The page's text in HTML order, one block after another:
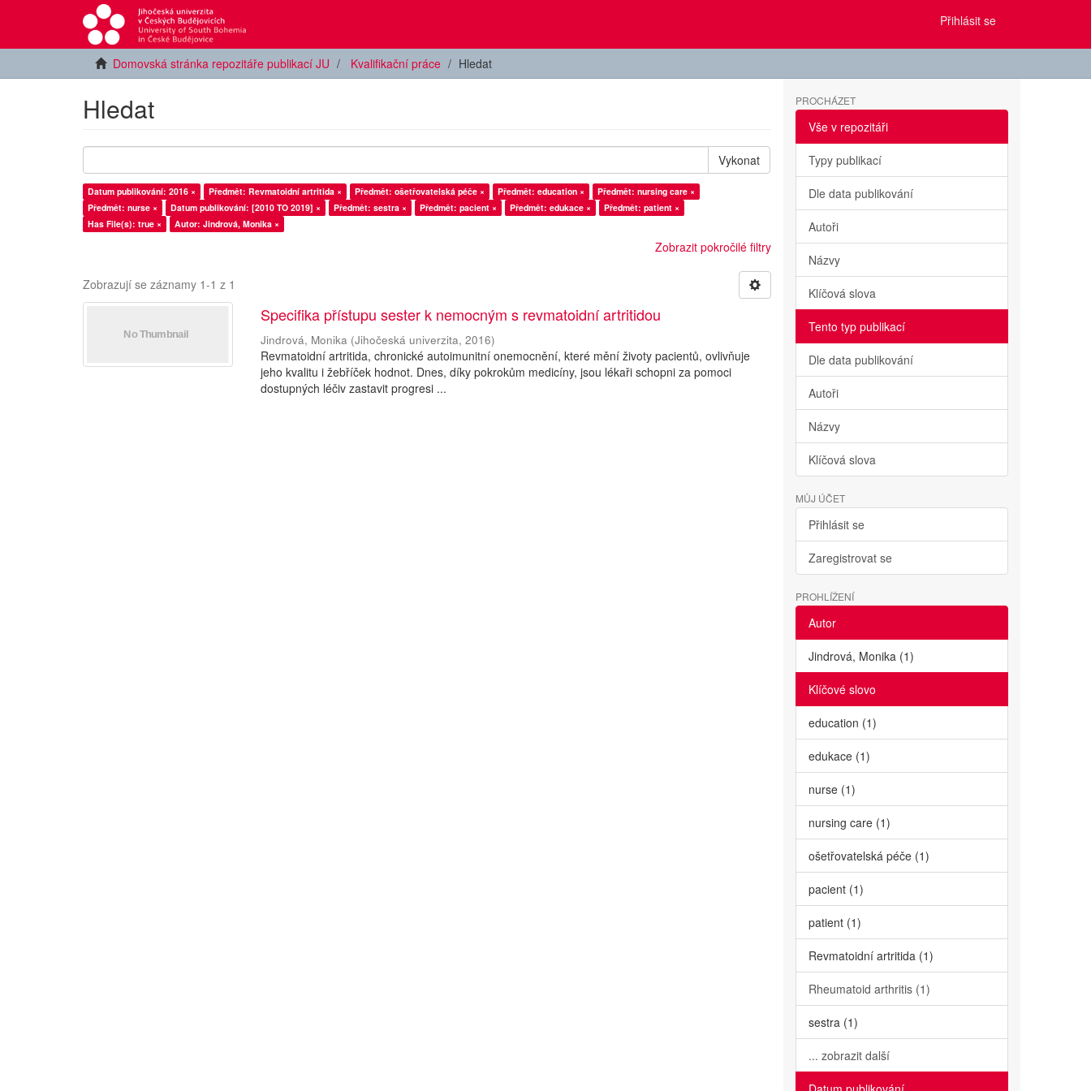
Přihlásit se
Domovská stránka repozitáře publikací JU Kvalifikační práce Hledat
Hledat
Vykonat
Datum publikování: 2016 × Předmět: Revmatoidní artritida × Předmět: ošetřovatelská péče × Předmět: education ×
Předmět: nursing care ×
Předmět: nurse ×
Datum publikování: [2010 TO 2019] × Předmět: sestra × Předmět: pacient × Předmět: edukace ×
Předmět: patient ×
Has File(s): true ×
Autor: Jindrová, Monika ×
Zobrazit pokročilé filtry
Zobrazují se záznamy 1-1 z 1
Specifika přístupu sester k nemocným s revmatoidní artritidou
Jindrová, Monika (Jihočeská univerzita,2016)
Revmatoidní artritida, chronické autoimunitní onemocnění, které mění životy pacientů, ovlivňuje
jeho kvalitu i žebříček hodnot. Dnes, díky pokrokům medicíny, jsou lékaři schopni za pomoci
dostupných léčiv zastavit progresi ...
PROCHÁZET
Vše v repozitáři
Typy publikací
Dle data publikování
Autoři
Názvy
Klíčová slova
Tento typ publikací
Dle data publikování
Autoři
Názvy
Klíčová slova
MŮJ ÚČET
Přihlásit se
Zaregistrovat se
PROHLÍŽENÍ
Autor
Jindrová, Monika (1)
Klíčové slovo
education (1)
edukace (1)
nurse (1)
nursing care (1)
ošetřovatelská péče (1)
pacient (1)
patient (1)
Revmatoidní artritida (1)
Rheumatoid arthritis (1)
sestra (1)
... zobrazit další